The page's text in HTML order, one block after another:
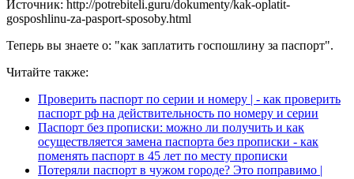
Источник: http://potrebiteli.guru/dokumenty/kak-oplatit-
gosposhlinu-za-pasport-sposoby.html
Теперь вы знаете о: "как заплатить госпошлину за паспорт".
Читайте также:
Проверить паспорт по серии и номеру | - как проверить
паспорт рф на действительность по номеру и серии
Паспорт без прописки: можно ли получить и как
осуществляется замена паспорта без прописки - как
поменять паспорт в 45 лет по месту прописки
Потеряли паспорт в чужом городе? Это поправимо |